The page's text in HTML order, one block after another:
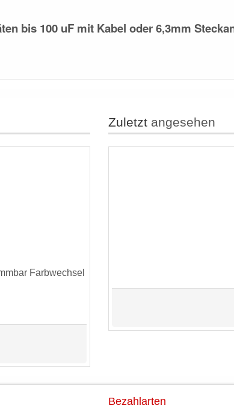
bis 100 uF mit Kabel oder 6,3mm
Farbwechsel
Zuletzt angesehen
Bezahlarten